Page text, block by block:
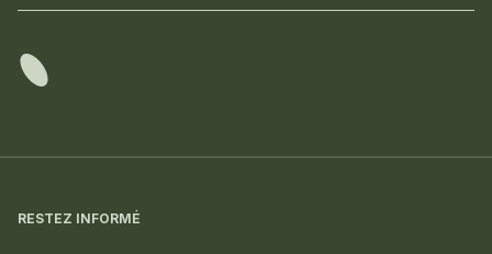
complémentaires
RESTEZ INFORMÉ